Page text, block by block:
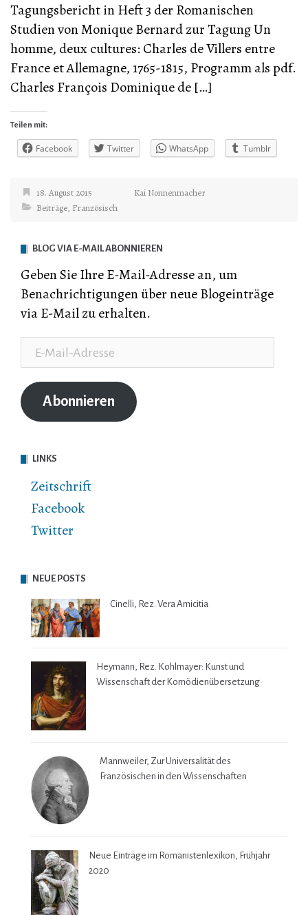
Tagungsbericht in Heft 3 der Romanischen
Studien von Monique Bernard zur Tagung Un
homme, deux cultures: Charles de Villers entre
France et Allemagne, 1765-1815, Programm als pdf.
Charles François Dominique de […]
Teilen mit:
Facebook Twitter WhatsApp Tumblr
18. August 2015
Kai Nonnenmacher
Beiträge, Französisch
BLOG VIA E-MAIL ABONNIEREN
Geben Sie Ihre E-Mail-Adresse an, um
Benachrichtigungen über neue Blogeinträge
via E-Mail zu erhalten.
Mail-
Adresse
Abonnieren
LINKS
Zeitschrift
Facebook
Twitter
NEUE POSTS
Cinelli, Rez. Vera Amicitia
Heymann, Rez. Kohlmayer: Kunst und
Wissenschaft der Komödienübersetzung
Mannweiler, Zur Universalität des
Französischen in den Wissenschaften
Neue Einträge im Romanistenlexikon, Frühjahr
2020